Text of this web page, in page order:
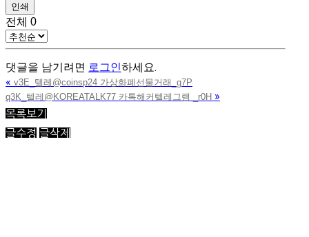
인쇄
전체 0
댓글을 남기려면 로그인하세요.
« v3E_텔레@coinsp24 가상화폐선물거래_g7P
q3K_텔레@KOREATALK77 카톡해커텔레그램 _r0H »
목록보기
글수정 글삭제